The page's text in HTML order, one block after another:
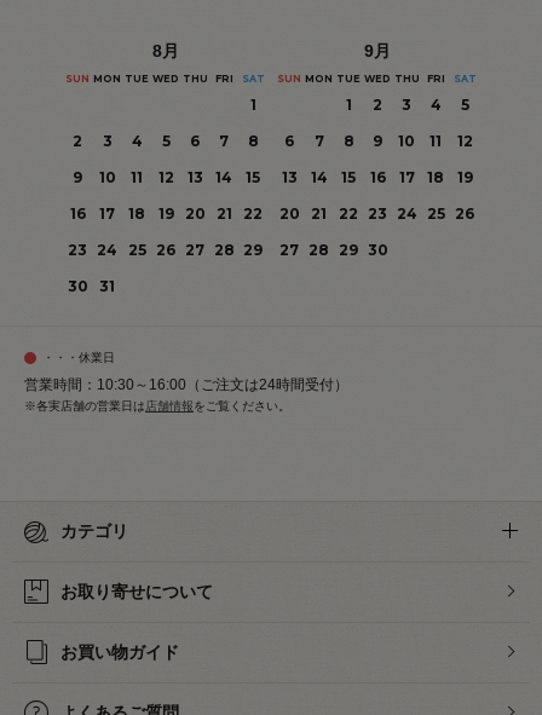
8月
SUN MON TUE WED THU FRI SAT
1
2
3 4 5 6 7
8
9
10 11 12 13 14
15
16
17 18 19 20 21
22
23
24 25 26 27 28 29
30
31
9月
SUN MON TUE WED THU FRI SAT
1 2 3 4
5
6
7 8 9 10 11
12
13
14 15 16 17 18
19
20
21 22 23 24 25
26
27 28 29 30
・・・休業日
営業時間：10:30～16:00（ご注文は24時間受付）
※各実店舗の営業日は 店舗情報をご覧ください。
カテゴリ
お取り寄せについて
お買い物ガイド